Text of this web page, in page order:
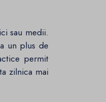
sau medii.
un plus de
permit
zilnica mai